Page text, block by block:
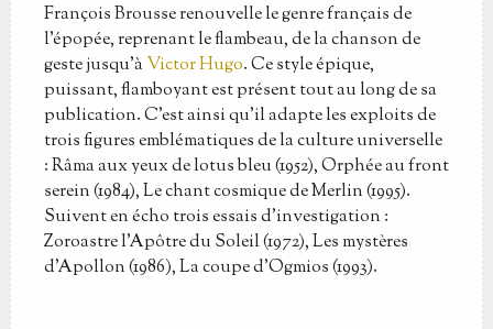
François Brousse renouvelle le genre français de
l’épopée, reprenant le flambeau, de la chanson de
geste jusqu’àVictor Hugo. Ce style épique,
puissant, flamboyant est présent tout au long de sa
publication. C’est ainsi qu’il adapte les exploits de
trois figures emblématiques de la culture universelle
: Râma aux yeux de lotus bleu (1952), Orphée au front
serein (1984), Le chant cosmique de Merlin (1995).
Suivent en écho trois essais d’investigation :
Zoroastre l’Apôtre du Soleil (1972), Les mystères
d’Apollon (1986), La coupe d’Ogmios (1993).